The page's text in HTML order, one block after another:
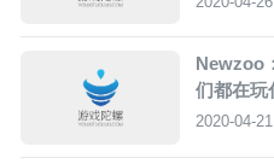
Newzoo
们都在玩
2020-04-